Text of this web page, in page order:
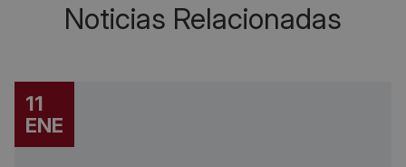
Noticias Relacionadas
11
ENE